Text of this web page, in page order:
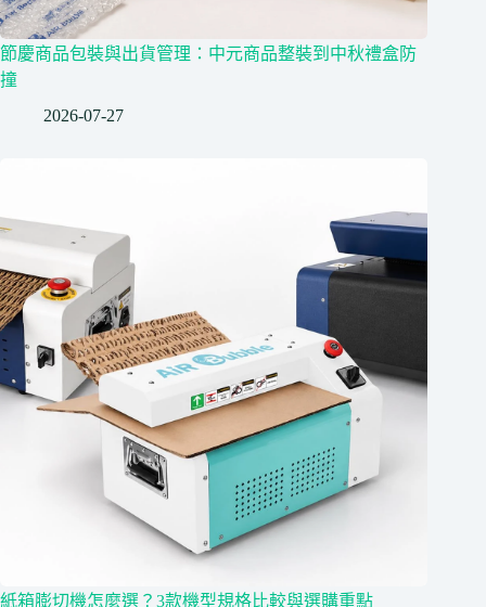
節慶商品包裝與出貨管理：中元商品整裝到中秋禮盒防
撞
2026-07-27
紙箱膨切機怎麼選？3款機型規格比較與選購重點